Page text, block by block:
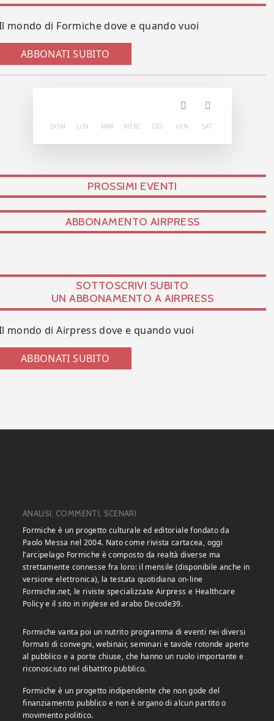
mondo di Formiche dove e quando vuoi
ABBONATI SUBITO
DOM LUN MAR MERC GIO VEN SAT
PROSSIMI EVENTI
ABBONAMENTO AIRPRESS
SOTTOSCRIVI SUBITO
UN ABBONAMENTO A AIRPRESS
mondo di Airpress dove e quando vuoi
ABBONATI SUBITO
ANALISI, COMMENTI, SCENARI
Formiche è un progetto culturale ed editoriale fondato da
Paolo Messa nel 2004. Nato come rivista cartacea, oggi
l’arcipelago Formiche è composto da realtà diverse ma
strettamente connesse fra loro: il mensile (disponibile anche in
versione elettronica), la testata quotidiana on-line
Formiche.net, le riviste specializzate Airpress e Healthcare
Policy e il sito in inglese ed arabo Decode39.
Formiche vanta poi un nutrito programma di eventi nei diversi
formati di convegni, webinair, seminari e tavole rotonde aperte
al pubblico e a porte chiuse, che hanno un ruolo importante e
riconosciuto nel dibattito pubblico.
Formiche è un progetto indipendente che non gode del
finanziamento pubblico e non è organo di alcun partito o
movimento politico.